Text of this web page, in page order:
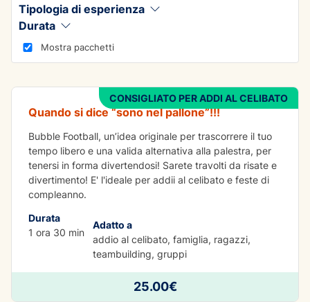
Tipologia di esperienza
Durata
Mostra pacchetti
CONSIGLIATO PER ADDI AL CELIBATO
DIVERTIMENTO
Bubble Football
Quando si dice “sono nel pallone”!!!
Bubble Football, un’idea originale per trascorrere il tuo
tempo libero e una valida alternativa alla palestra, per
tenersi in forma divertendosi! Sarete travolti da risate e
divertimento! E' l'ideale per addii al celibato e feste di
compleanno.
Durata
1 ora 30 min
Adatto a
addio al celibato, famiglia, ragazzi,
teambuilding, gruppi
25.00€